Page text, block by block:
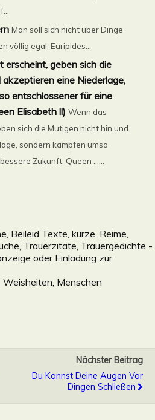
Man soll sich nicht über Dinge
völlig egal. Euripides...
erscheint, geben sich die
eine Niederlage,
entschlossener für eine
Elisabeth ll) Wenn das
sich die Mutigen nicht hin und
sondern kämpfen umso
Zukunft. Queen ......
Beileid Texte, kurze, Reime,
Trauerzitate, Trauergedichte -
oder Einladung zur
Weisheiten Menschen
Nächster Beitrag
Du Kannst Deine Augen Vor
Dingen Schließen